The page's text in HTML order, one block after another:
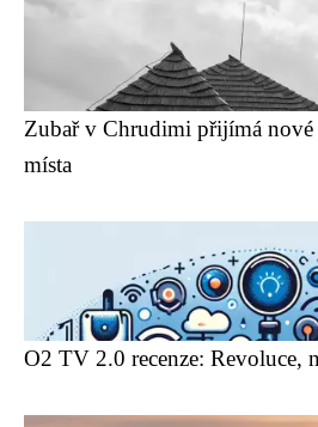
Zubař v Chrudimi přijímá
místa
O2 TV 2.0 recenze: Revoluce,